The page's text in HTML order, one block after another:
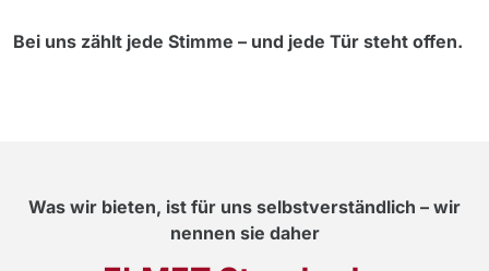
Bei uns zählt jede Stimme – und jede Tür steht offen.
Was wir bieten, ist für uns selbstverständlich – wir
nennen sie daher